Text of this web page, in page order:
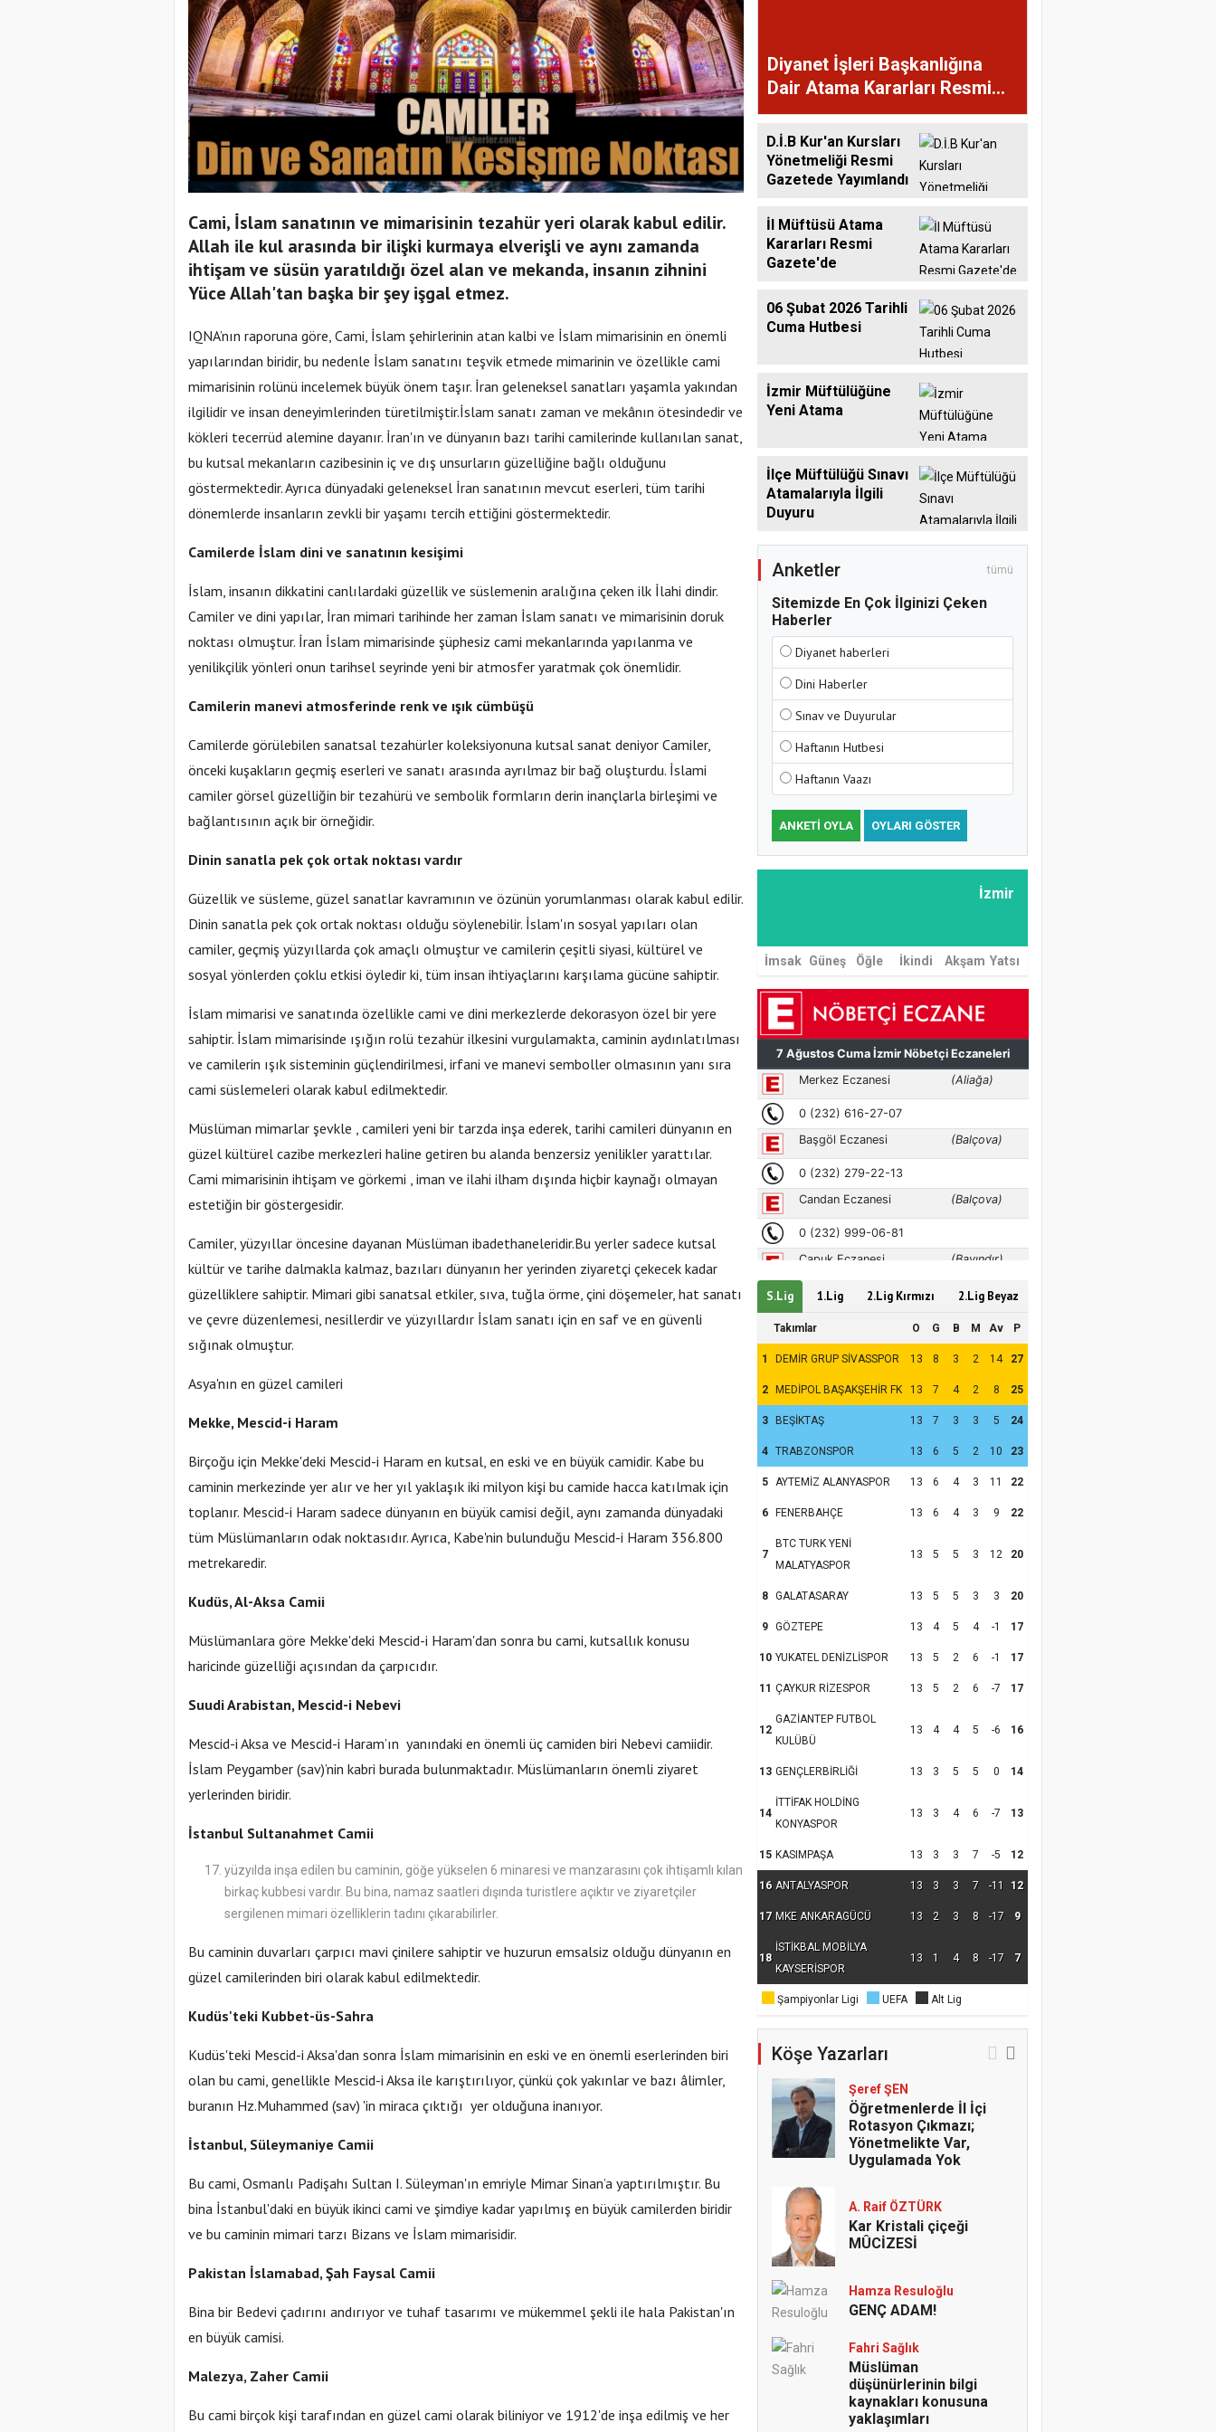
Cami, İslam sanatının ve mimarisinin tezahür yeri olarak kabul edilir.
Allah ile kul arasında bir ilişki kurmaya elverişli ve aynı zamanda
ihtişam ve süsün yaratıldığı özel alan ve mekanda, insanın zihnini
Yüce Allah'tan başka bir şey işgal etmez.
IQNA’nın raporuna göre, Cami, İslam şehirlerinin atan kalbi ve İslam mimarisinin en önemli
yapılarından biridir, bu nedenle İslam sanatını teşvik etmede mimarinin ve özellikle cami
mimarisinin rolünü incelemek büyük önem taşır. İran geleneksel sanatları yaşamla yakından
ilgilidir ve insan deneyimlerinden türetilmiştir.İslam sanatı zaman ve mekânın ötesindedir ve
kökleri tecerrüd alemine dayanır. İran'ın ve dünyanın bazı tarihi camilerinde kullanılan sanat,
bu kutsal mekanların cazibesinin iç ve dış unsurların güzelliğine bağlı olduğunu
göstermektedir. Ayrıca dünyadaki geleneksel İran sanatının mevcut eserleri, tüm tarihi
dönemlerde insanların zevkli bir yaşamı tercih ettiğini göstermektedir.
Camilerde İslam dini ve sanatının kesişimi
İslam, insanın dikkatini canlılardaki güzellik ve süslemenin aralığına çeken ilk İlahi dindir.
Camiler ve dini yapılar, İran mimari tarihinde her zaman İslam sanatı ve mimarisinin doruk
noktası olmuştur. İran İslam mimarisinde şüphesiz cami mekanlarında yapılanma ve
yenilikçilik yönleri onun tarihsel seyrinde yeni bir atmosfer yaratmak çok önemlidir.
Camilerin manevi atmosferinde renk ve ışık cümbüşü
Camilerde görülebilen sanatsal tezahürler koleksiyonuna kutsal sanat deniyor Camiler,
önceki kuşakların geçmiş eserleri ve sanatı arasında ayrılmaz bir bağ oluşturdu. İslami
camiler görsel güzelliğin bir tezahürü ve sembolik formların derin inançlarla birleşimi ve
bağlantısının açık bir örneğidir.
Dinin sanatla pek çok ortak noktası vardır
Güzellik ve süsleme, güzel sanatlar kavramının ve özünün yorumlanması olarak kabul edilir.
Dinin sanatla pek çok ortak noktası olduğu söylenebilir. İslam'ın sosyal yapıları olan
camiler, geçmiş yüzyıllarda çok amaçlı olmuştur ve camilerin çeşitli siyasi, kültürel ve
sosyal yönlerden çoklu etkisi öyledir ki, tüm insan ihtiyaçlarını karşılama gücüne sahiptir.
İslam mimarisi ve sanatında özellikle cami ve dini merkezlerde dekorasyon özel bir yere
sahiptir. İslam mimarisinde ışığın rolü tezahür ilkesini vurgulamakta, caminin aydınlatılması
ve camilerin ışık sisteminin güçlendirilmesi, irfani ve manevi semboller olmasının yanı sıra
cami süslemeleri olarak kabul edilmektedir.
Müslüman mimarlar şevkle , camileri yeni bir tarzda inşa ederek, tarihi camileri dünyanın en
güzel kültürel cazibe merkezleri haline getiren bu alanda benzersiz yenilikler yarattılar.
Cami mimarisinin ihtişam ve görkemi , iman ve ilahi ilham dışında hiçbir kaynağı olmayan
estetiğin bir göstergesidir.
Camiler, yüzyıllar öncesine dayanan Müslüman ibadethaneleridir.Bu yerler sadece kutsal
kültür ve tarihe dalmakla kalmaz, bazıları dünyanın her yerinden ziyaretçi çekecek kadar
güzelliklere sahiptir. Mimari gibi sanatsal etkiler, sıva, tuğla örme, çini döşemeler, hat sanatı
ve çevre düzenlemesi, nesillerdir ve yüzyıllardır İslam sanatı için en saf ve en güvenli
sığınak olmuştur.
Asya'nın en güzel camileri
Mekke, Mescid-i Haram
Birçoğu için Mekke'deki Mescid-i Haram en kutsal, en eski ve en büyük camidir. Kabe bu
caminin merkezinde yer alır ve her yıl yaklaşık iki milyon kişi bu camide hacca katılmak için
toplanır. Mescid-i Haram sadece dünyanın en büyük camisi değil, aynı zamanda dünyadaki
tüm Müslümanların odak noktasıdır. Ayrıca, Kabe'nin bulunduğu Mescid-i Haram 356.800
metrekaredir.
Kudüs, Al-Aksa Camii
Müslümanlara göre Mekke'deki Mescid-i Haram'dan sonra bu cami, kutsallık konusu
haricinde güzelliği açısından da çarpıcıdır.
Suudi Arabistan, Mescid-i Nebevi
Mescid-i Aksa ve Mescid-i Haram’ın yanındaki en önemli üç camiden biri Nebevi camiidir.
İslam Peygamber (sav)’nin kabri burada bulunmaktadır. Müslümanların önemli ziyaret
yerlerinden biridir.
İstanbul Sultanahmet Camii
yüzyılda inşa edilen bu caminin, göğe yükselen 6 minaresi ve manzarasını çok ihtişamlı kılan
birkaç kubbesi vardır. Bu bina, namaz saatleri dışında turistlere açıktır ve ziyaretçiler
sergilenen mimari özelliklerin tadını çıkarabilirler.
Bu caminin duvarları çarpıcı mavi çinilere sahiptir ve huzurun emsalsiz olduğu dünyanın en
güzel camilerinden biri olarak kabul edilmektedir.
Kudüs'teki Kubbet-üs-Sahra
Kudüs'teki Mescid-i Aksa'dan sonra İslam mimarisinin en eski ve en önemli eserlerinden biri
olan bu cami, genellikle Mescid-i Aksa ile karıştırılıyor, çünkü çok yakınlar ve bazı âlimler,
buranın Hz.Muhammed (sav) 'in miraca çıktığı yer olduğuna inanıyor.
İstanbul, Süleymaniye Camii
Bu cami, Osmanlı Padişahı Sultan I. Süleyman'ın emriyle Mimar Sinan’a yaptırılmıştır. Bu
bina İstanbul'daki en büyük ikinci cami ve şimdiye kadar yapılmış en büyük camilerden biridir
ve bu caminin mimari tarzı Bizans ve İslam mimarisidir.
Pakistan İslamabad, Şah Faysal Camii
Bina bir Bedevi çadırını andırıyor ve tuhaf tasarımı ve mükemmel şekli ile hala Pakistan'ın
en büyük camisi.
Malezya, Zaher Camii
Bu cami birçok kişi tarafından en güzel cami olarak biliniyor ve 1912'de inşa edilmiş ve her
Diyanet İşleri Başkanlığına
Dair Atama Kararları Resmi
Gazete'de
D.İ.B Kur'an Kursları
Yönetmeliği Resmi
Gazetede Yayımlandı
İl Müftüsü Atama
Kararları Resmi
Gazete'de
06 Şubat 2026 Tarihli
Cuma Hutbesi
İzmir Müftülüğüne
Yeni Atama
İlçe Müftülüğü Sınavı
Atamalarıyla İlgili
Duyuru
Anketler tümü
Sitemizde En Çok İlginizi Çeken
Haberler
Diyanet haberleri
Dini Haberler
Sınav ve Duyurular
Haftanın Hutbesi
Haftanın Vaazı
ANKETI OYLA OYLARI GÖSTER
İzmir
İmsak Güneş Öğle İkindi Akşam Yatsı
S.Lig 1.Lig 2.Lig Kırmızı 2.Lig Beyaz
Takımlar O G B M Av P
1 DEMİR GRUP SİVASSPOR 13 8 3 2 14 27
2 MEDİPOL BAŞAKŞEHİR FK 13 7 4 2 8 25
3 BEŞİKTAŞ 13 7 3 3 5 24
4 TRABZONSPOR 13 6 5 2 10 23
5 AYTEMİZ ALANYASPOR 13 6 4 3 11 22
6 FENERBAHÇE 13 6 4 3 9 22
7
BTC TURK YENİ
MALATYASPOR
13 5 5 3 12 20
8 GALATASARAY 13 5 5 3 3 20
9 GÖZTEPE 13 4 5 4 -1 17
10 YUKATEL DENİZLİSPOR 13 5 2 6 -1 17
11 ÇAYKUR RİZESPOR 13 5 2 6 -7 17
12
GAZİANTEP FUTBOL
KULÜBÜ
13 4 4 5 -6 16
13 GENÇLERBİRLİĞİ 13 3 5 5 0 14
14
İTTİFAK HOLDİNG
KONYASPOR
13 3 4 6 -7 13
15 KASIMPAŞA 13 3 3 7 -5 12
16 ANTALYASPOR 13 3 3 7 -11 12
17 MKE ANKARAGÜCÜ 13 2 3 8 -17 9
18
İSTİKBAL MOBİLYA
KAYSERİSPOR
13 1 4 8 -17 7
Şampiyonlar Ligi UEFA Alt Lig
Köşe Yazarları
Şeref ŞEN
Öğretmenlerde İl İçi
Rotasyon Çıkmazı;
Yönetmelikte Var,
Uygulamada Yok
A. Raif ÖZTÜRK
Kar Kristali çiçeği
MÛCİZESİ
Hamza Resuloğlu
GENÇ ADAM!
Fahri Sağlık
Müslüman
düşünürlerinin bilgi
kaynakları konusuna
yaklaşımları